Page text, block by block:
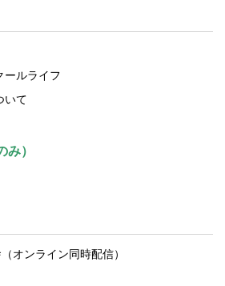
ールライフ
いて
）
オンライン同時配信）